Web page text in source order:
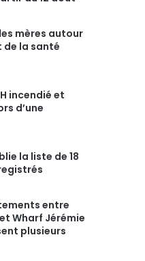
mères autour
de la santé
incendié et
d’une
la liste de 18
entre
Wharf Jérémie
plusieurs